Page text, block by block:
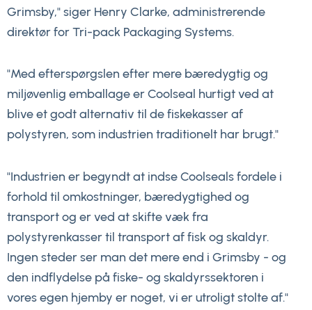
Grimsby," siger Henry Clarke, administrerende
direktør for Tri-pack Packaging Systems.
"Med efterspørgslen efter mere bæredygtig og
miljøvenlig emballage er Coolseal hurtigt ved at
blive et godt alternativ til de fiskekasser af
polystyren, som industrien traditionelt har brugt."
"Industrien er begyndt at indse Coolseals fordele i
forhold til omkostninger, bæredygtighed og
transport og er ved at skifte væk fra
polystyrenkasser til transport af fisk og skaldyr.
Ingen steder ser man det mere end i Grimsby - og
den indflydelse på fiske- og skaldyrssektoren i
vores egen hjemby er noget, vi er utroligt stolte af."